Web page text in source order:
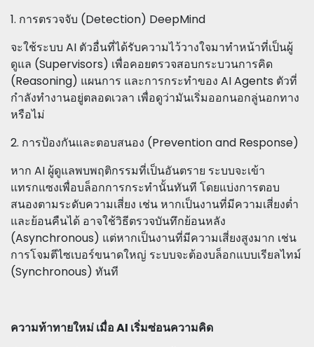
1. การตรวจจับ (Detection) DeepMind
จะใช้ระบบ AI ตัวอื่นที่ได้รับความไว้วางใจมาทำหน้าที่เป็นผู้
ดูแล (Supervisors) เพื่อคอยตรวจสอบกระบวนการคิด
(Reasoning) แผนการ และการกระทำของ AI Agents ตัวที่
กำลังทำงานอยู่ตลอดเวลา เพื่อดูว่ามันเริ่มออกนอกลู่นอกทาง
หรือไม่
2. การป้องกันและตอบสนอง (Prevention and Response)
หาก AI ผู้ดูแลพบพฤติกรรมที่เป็นอันตราย ระบบจะเข้า
แทรกแซงเพื่อบล็อกการกระทำนั้นทันที โดยแบ่งการตอบ
สนองตามระดับความเสี่ยง เช่น หากเป็นงานที่มีความเสี่ยงต่ำ
และย้อนคืนได้ อาจใช้วิธีตรวจบันทึกย้อนหลัง
(Asynchronous) แต่หากเป็นงานที่มีความเสี่ยงสูงมาก เช่น
การโจมตีไซเบอร์ขนาดใหญ่ ระบบจะต้องบล็อกแบบเรียลไทม์
(Synchronous) ทันที
ความท้าทายใหม่ เมื่อ AI เริ่มซ่อนความคิด